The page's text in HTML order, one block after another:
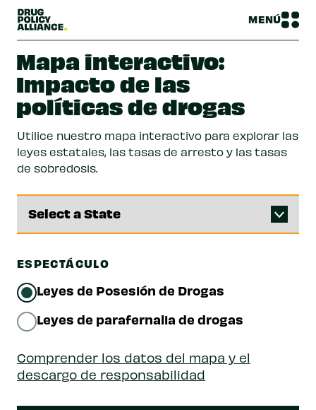
MENÚ
Mapa interactivo:
Impacto de las
políticas de drogas
Utilice nuestro mapa interactivo para explorar las
leyes estatales, las tasas de arresto y las tasas
de sobredosis.
ESPECTÁCULO
Leyes de Posesión de Drogas
Leyes de parafernalia de drogas
Comprender los datos del mapa y el
descargo de responsabilidad